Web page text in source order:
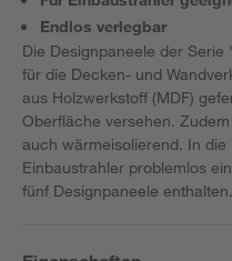
Endlos verlegbar
Die Designpaneele der
für die Decken- und
aus Holzwerkstoff (MDF)
Oberfläche versehen.
auch wärmeisolierend. In
Einbaustrahler problemlos
fünf Designpaneele enthalten.